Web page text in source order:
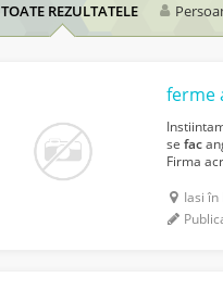
TOATE REZULTATELE
ferme
sefac
Firma
Iasi în